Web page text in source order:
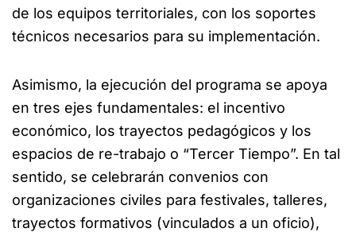
de los equipos territoriales, con los soportes
técnicos necesarios para su implementación.
Asimismo, la ejecución del programa se apoya
en tres ejes fundamentales: el incentivo
económico, los trayectos pedagógicos y los
espacios de re-trabajo o “Tercer Tiempo”. En tal
sentido, se celebrarán convenios con
organizaciones civiles para festivales, talleres,
trayectos formativos (vinculados a un oficio),